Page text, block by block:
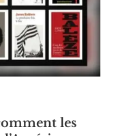
les